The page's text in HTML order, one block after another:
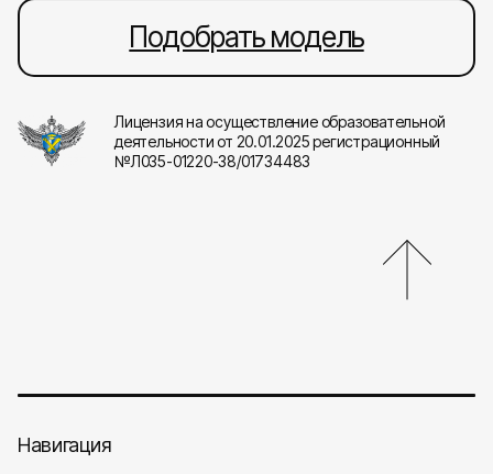
Подобрать модель
Лицензия на осуществление образовательной
деятельности от 20.01.2025 регистрационный
№Л035-01220-38/01734483
Навигация